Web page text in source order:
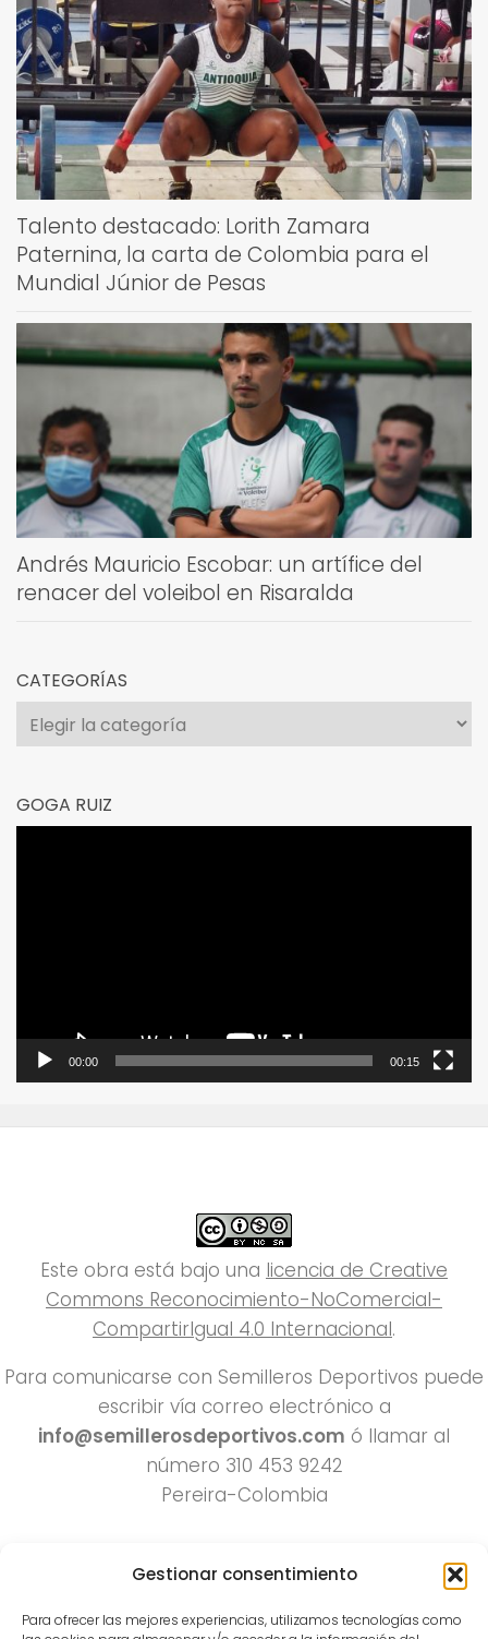
Gestionar consentimiento
Para ofrecer las mejores experiencias, utilizamos tecnologías como
Talento destacado: Lorith Zamara
Paternina, la carta de Colombia para el
Mundial Júnior de Pesas
Andrés Mauricio Escobar: un artífice del
renacer del voleibol en Risaralda
CATEGORÍAS
Categorías
GOGA RUIZ
00:00 00:15
Este obra está bajo una licencia de Creative
Commons Reconocimiento-NoComercial-
CompartirIgual 4.0 Internacional.
Para comunicarse con Semilleros Deportivos puede
escribir vía correo electrónico a
info@semillerosdeportivos.com ó llamar al
número 310 453 9242
Pereira-Colombia